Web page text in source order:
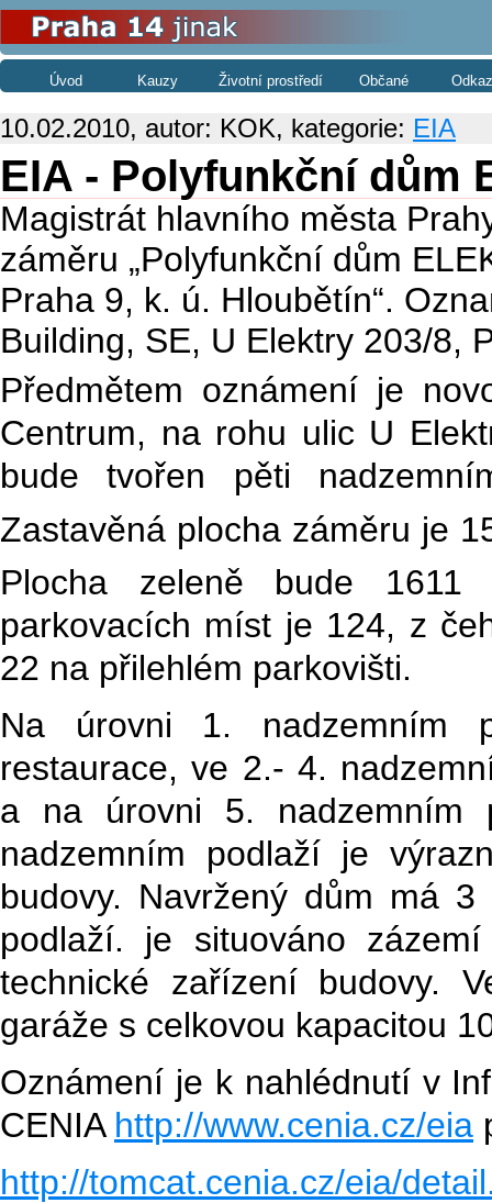
Úvod Kauzy Životní prostředí Občané
10.02.2010, autor: KOK, kategorie: EIA
EIA - Polyfunkční dům
Magistrát hlavního města
záměru „Polyfunkční dům
Praha 9, k. ú. Hloubětín“.
Building, SE, U Elektry 203/8,
Předmětem oznámení je
Centrum, na rohu ulic U
bude tvořen pěti
Zastavěná plocha záměru je
Plocha zeleně bude
1611
parkovacích míst je 124, z
22 na přilehlém parkovišti.
Na úrovni 1. nadzemním
restaurace, ve 2.- 4.
a na úrovni 5. nadzemním
nadzemním podlaží je
budovy. Navržený dům má
podlaží. je situováno
technické zařízení budovy.
garáže s celkovou kapacitou
Oznámení je k nahlédnutí v
CENIA http://www.cenia.cz/eia
http://tomcat.cenia.cz/eia/